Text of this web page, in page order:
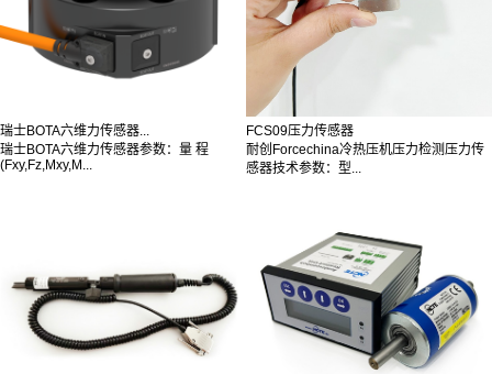
瑞士BOTA六维力传感器...
瑞士BOTA六维力传感器参数：量 程
(Fxy,Fz,Mxy,M...
FCS09压力传感器
耐创Forcechina冷热压机压力检测压力传
感器技术参数：型...